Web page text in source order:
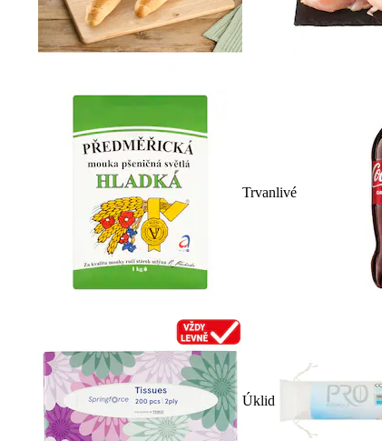
Trvanlivé
Úklid